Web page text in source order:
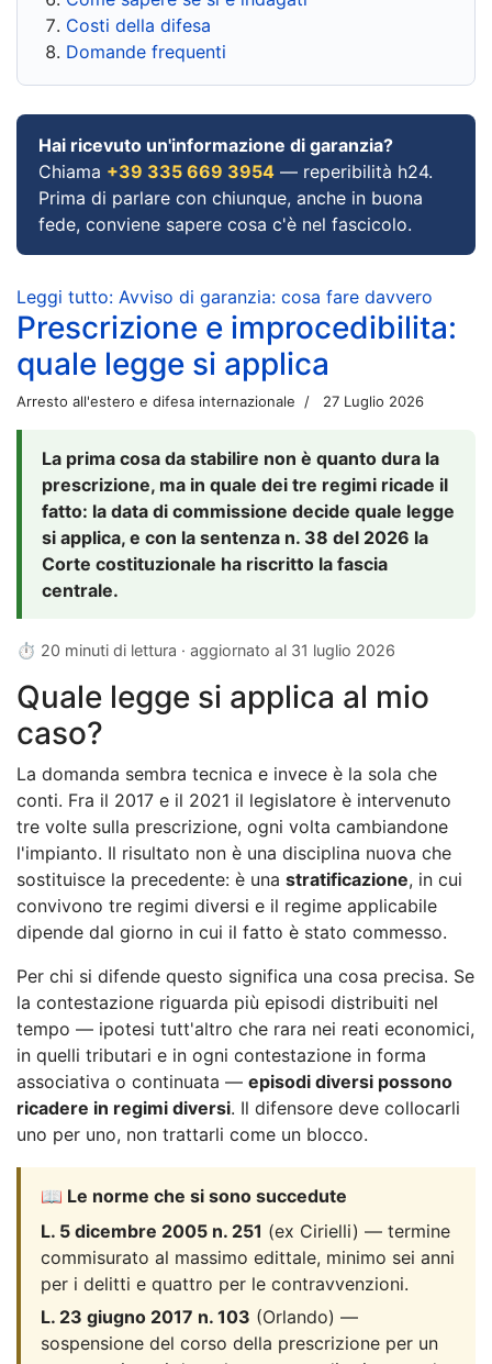
Costi della difesa
Domande frequenti
Hai ricevuto un'informazione di garanzia?
Chiama +39 335 669 3954 — reperibilità h24.
Prima di parlare con chiunque, anche in buona
fede, conviene sapere cosa c'è nel fascicolo.
Leggi tutto: Avviso di garanzia: cosa fare davvero
Prescrizione e improcedibilita:
quale legge si applica
Arresto all'estero e difesa internazionale 27 Luglio 2026
La prima cosa da stabilire non è quanto dura la
prescrizione, ma in quale dei tre regimi ricade il
fatto: la data di commissione decide quale legge
si applica, e con la sentenza n. 38 del 2026 la
Corte costituzionale ha riscritto la fascia
centrale.
⏱ 20 minuti di lettura · aggiornato al 31 luglio 2026
Quale legge si applica al mio
caso?
La domanda sembra tecnica e invece è la sola che
conti. Fra il 2017 e il 2021 il legislatore è intervenuto
tre volte sulla prescrizione, ogni volta cambiandone
l'impianto. Il risultato non è una disciplina nuova che
sostituisce la precedente: è una stratificazione, in cui
convivono tre regimi diversi e il regime applicabile
dipende dal giorno in cui il fatto è stato commesso.
Per chi si difende questo significa una cosa precisa. Se
la contestazione riguarda più episodi distribuiti nel
tempo — ipotesi tutt'altro che rara nei reati economici,
in quelli tributari e in ogni contestazione in forma
associativa o continuata — episodi diversi possono
ricadere in regimi diversi. Il difensore deve collocarli
uno per uno, non trattarli come un blocco.
📖 Le norme che si sono succedute
L. 5 dicembre 2005 n. 251 (ex Cirielli) — termine
commisurato al massimo edittale, minimo sei anni
per i delitti e quattro per le contravvenzioni.
L. 23 giugno 2017 n. 103 (Orlando) —
sospensione del corso della prescrizione per un